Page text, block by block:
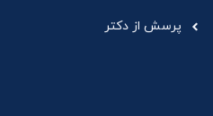
پرسش از دکتر